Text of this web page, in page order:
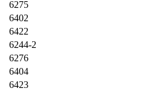
6275
6402
6422
6244-2
6276
6404
6423